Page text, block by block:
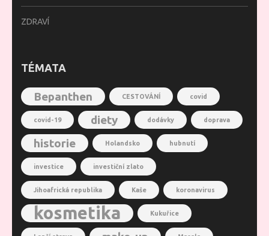
ZDRAVÍ
TÉMATA
Bepanthen CESTOVÁNÍ covid
covid-19 diety dodávky doprava
historie Holandsko hubnutí
investice investiční zlato
Jihoafrická republika Kaše koronavirus
kosmetika Kukuřice